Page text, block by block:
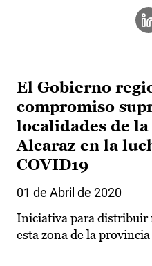
El Gobierno
compromiso
localidades de la
Alcaraz en la
COVID19
01 de Abril de 2020
Iniciativa para distribuir
esta zona de la